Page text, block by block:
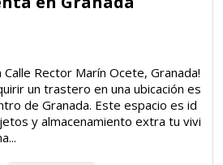
Rector Marín Ocete, Granada!
un trastero en una ubicación es
de Granada. Este espacio es id
y almacenamiento extra tu vivi